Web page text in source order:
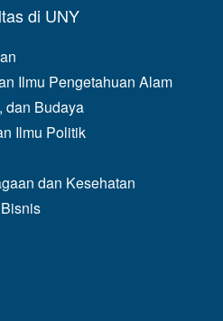
di UNY
Ilmu Pengetahuan Alam
dan Budaya
Ilmu Politik
dan Kesehatan